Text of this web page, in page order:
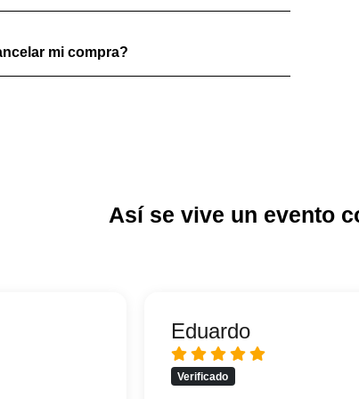
mi compra?
Así se vive un evento
Eduardo
Verificado